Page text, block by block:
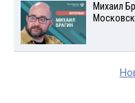
Михаил